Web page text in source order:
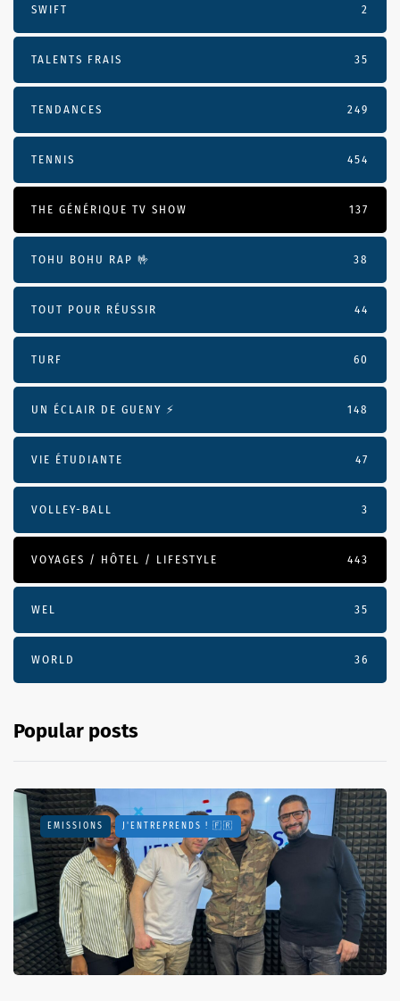
SWIFT 2
TALENTS FRAIS 35
TENDANCES 249
TENNIS 454
THE GÉNÉRIQUE TV SHOW 137
TOHU BOHU RAP 🤟 38
TOUT POUR RÉUSSIR 44
TURF 60
UN ÉCLAIR DE GUENY ⚡️ 148
VIE ÉTUDIANTE 47
VOLLEY-BALL 3
VOYAGES / HÔTEL / LIFESTYLE 443
WEL 35
WORLD 36
Popular posts
EMISSIONS J'ENTREPRENDS ! 🇫🇷